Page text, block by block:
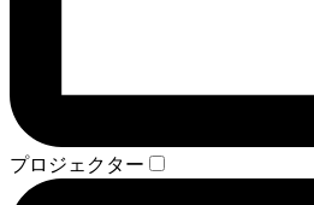
プロジェクター